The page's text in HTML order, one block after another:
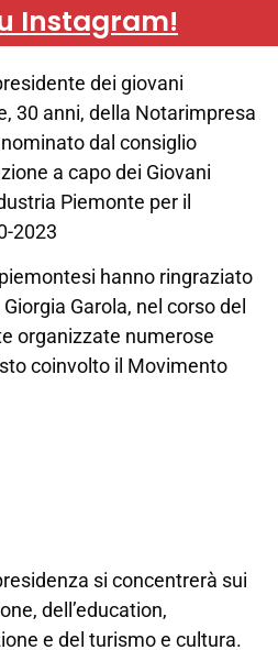
Instagram!
dei giovani
30 anni, della Notarimpresa
dal consiglio
a capo dei Giovani
Piemonte per il
2023
hanno ringraziato
Garola, nel corso del
organizzate numerose
coinvolto il Movimento
si concentrerà sui
dell’education,
e del turismo e cultura.